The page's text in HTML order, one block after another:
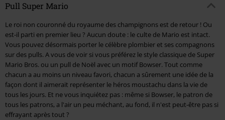
Pull Super Mario
Le roi non couronné du royaume des champignons est de retour ! Ou
est-il parti en premier lieu ? Aucun doute : le culte de Mario est intact.
Vous pouvez désormais porter le célèbre plombier et ses compagnons
sur des pulls. A vous de voir si vous préférez le style classique de Super
Mario Bros. ou un pull de Noël avec un motif Bowser. Tout comme
chacun a au moins un niveau favori, chacun a sûrement une idée de la
façon dont il aimerait représenter le héros moustachu dans la vie de
tous les jours. Et ne vous inquiétez pas : même si Bowser, le patron de
tous les patrons, a l'air un peu méchant, au fond, il n'est peut-être pas si
effrayant après tout ?